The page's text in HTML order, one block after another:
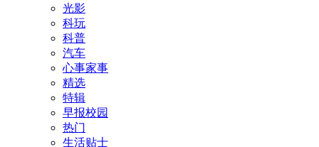
光影
科玩
科普
汽车
心事家事
精选
特辑
早报校园
热门
生活贴士